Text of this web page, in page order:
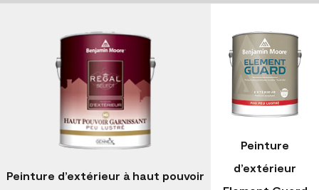
Peinture d’extérieur à haut pouvoir
Peinture
d’extérieur